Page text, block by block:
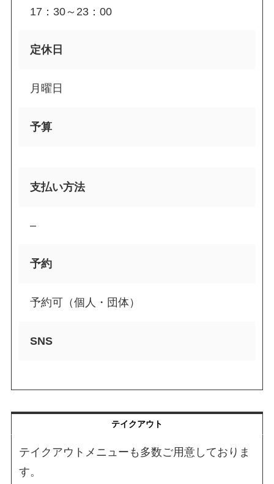
17：30～23：00
定休日
月曜日
予算
支払い方法
–
予約
予約可（個人・団体）
SNS
テイクアウト
テイクアウトメニューも多数ご用意しておりま
す。